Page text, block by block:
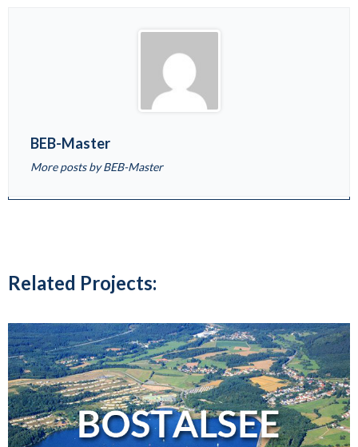
BEB-Master
More posts by BEB-Master
Related Projects: